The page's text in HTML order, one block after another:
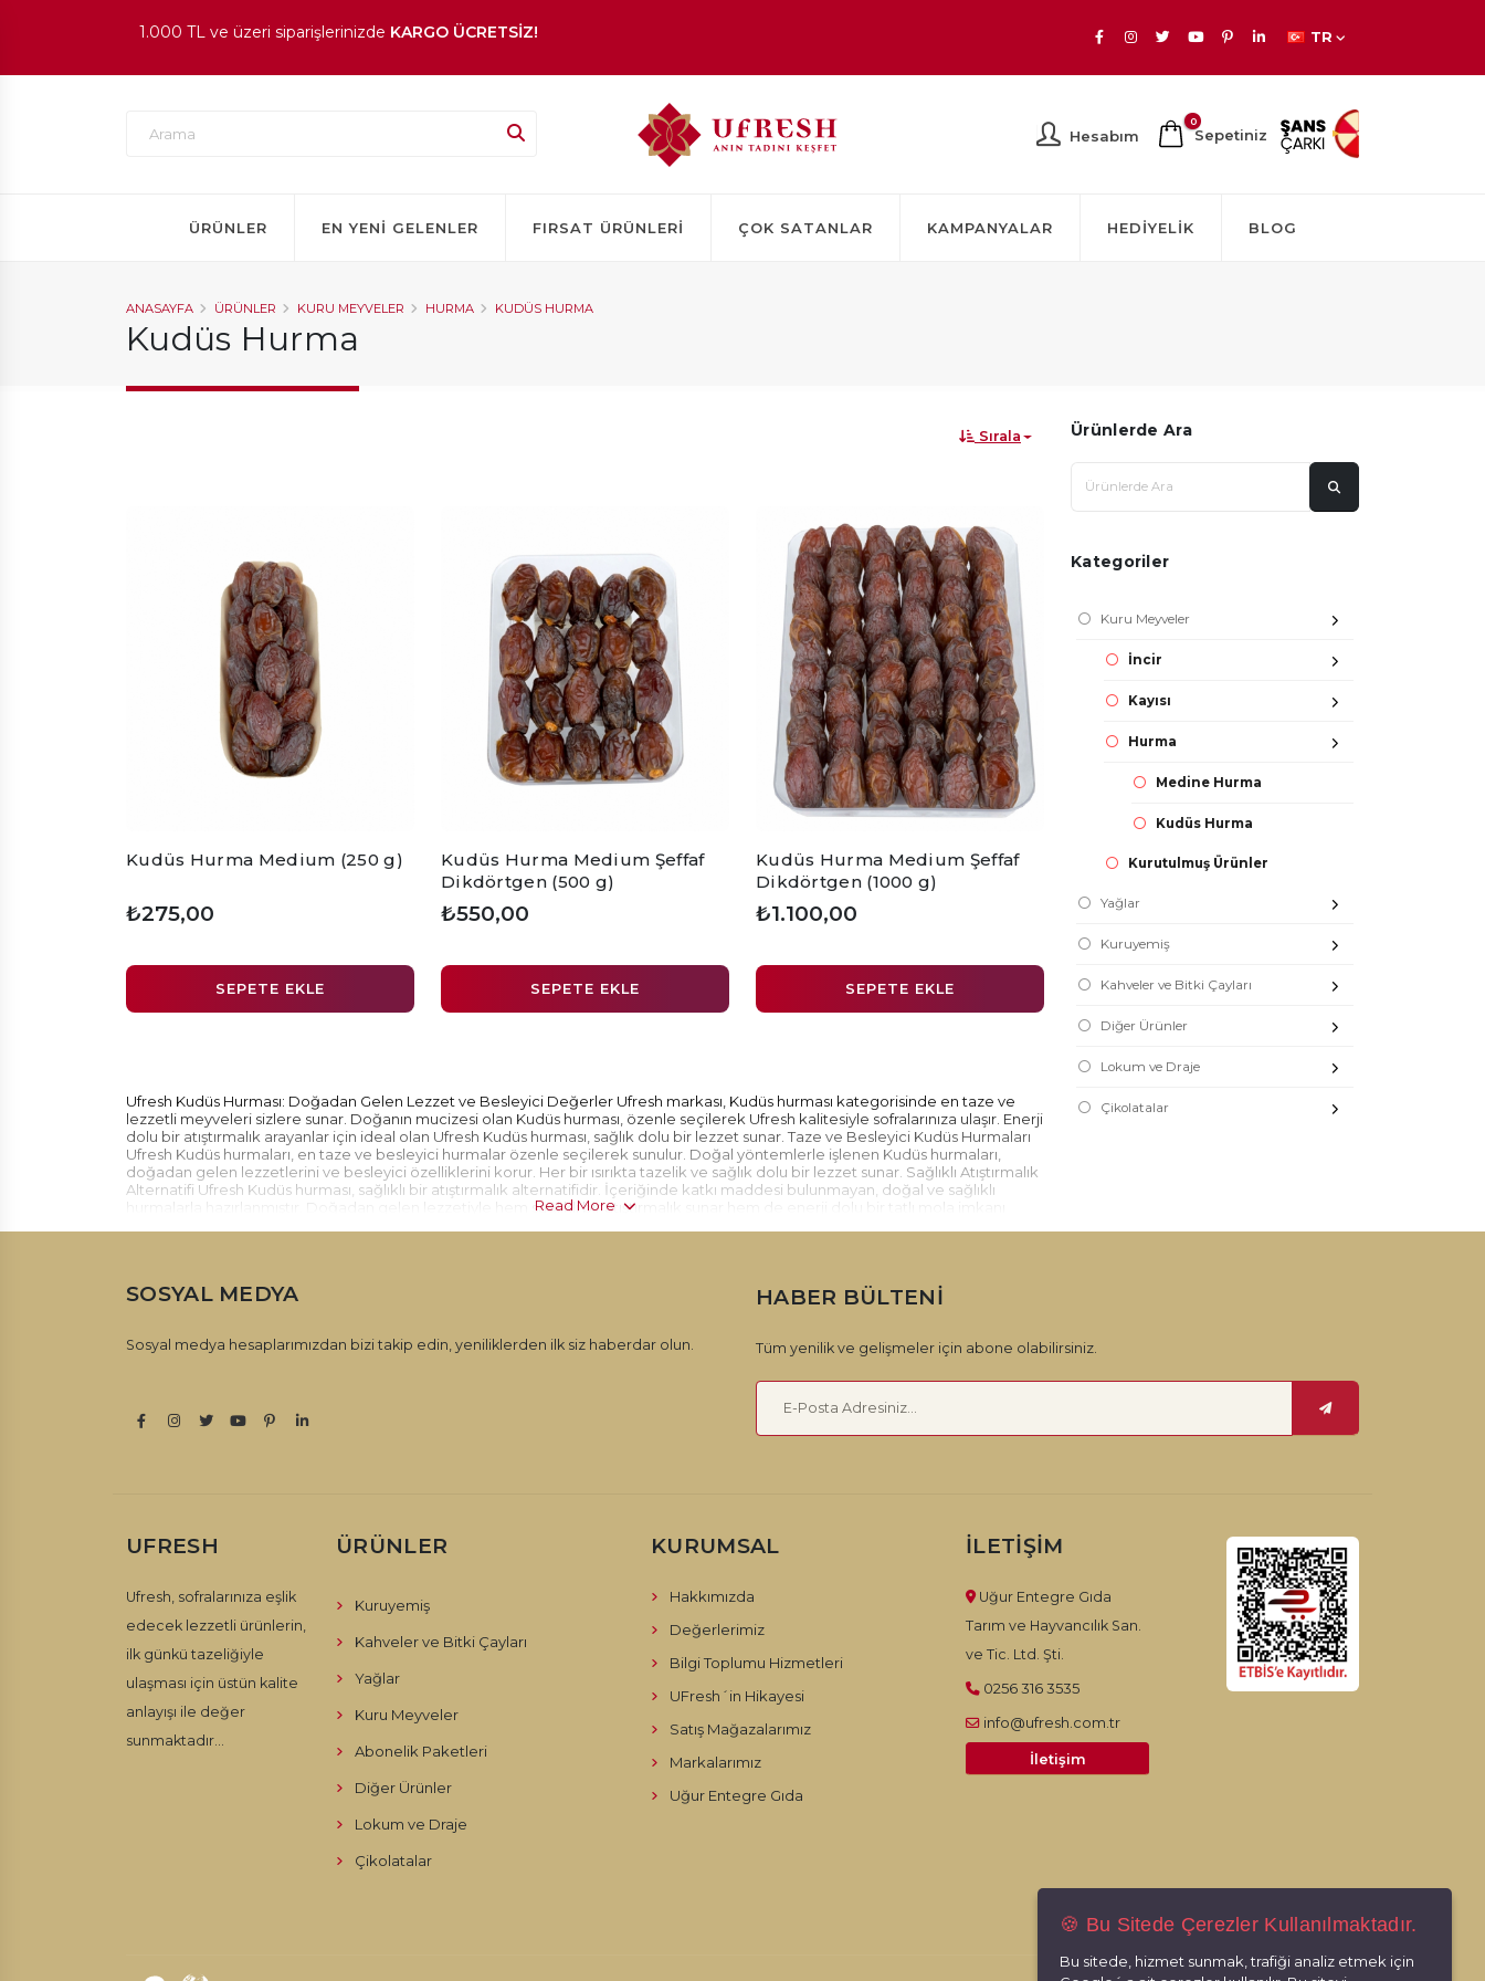
1.000 TL ve üzeri siparişlerinizde KARGO ÜCRETSİZ!
En beğenilen ürünlerdeİNDİRİMfırsatı!
TR
Hesabım
0
Sepetiniz
ÜRÜNLER EN YENI GELENLER FIRSAT ÜRÜNLERI ÇOK SATANLAR KAMPANYALAR HEDIYELIK BLOG
ANASAYFA ÜRÜNLER KURU MEYVELER HURMA KUDÜS HURMA
Kudüs Hurma
Sırala
Kudüs Hurma Medium (250 g)
₺275,00
SEPETE EKLE
Kudüs Hurma Medium Şeffaf
Dikdörtgen (500 g)
₺550,00
SEPETE EKLE
Kudüs Hurma Medium Şeffaf
Dikdörtgen (1000 g)
₺1.100,00
SEPETE EKLE
Ufresh Kudüs Hurması: Doğadan Gelen Lezzet ve Besleyici Değerler Ufresh markası, Kudüs hurması kategorisinde en taze ve
lezzetli meyveleri sizlere sunar. Doğanın mucizesi olan Kudüs hurması, özenle seçilerek Ufresh kalitesiyle sofralarınıza ulaşır. Enerji
dolu bir atıştırmalık arayanlar için ideal olan Ufresh Kudüs hurması, sağlık dolu bir lezzet sunar. Taze ve Besleyici Kudüs Hurmaları
Ufresh Kudüs hurmaları, en taze ve besleyici hurmalar özenle seçilerek sunulur. Doğal yöntemlerle işlenen Kudüs hurmaları,
doğadan gelen lezzetlerini ve besleyici özelliklerini korur. Her bir ısırıkta tazelik ve sağlık dolu bir lezzet sunar. Sağlıklı Atıştırmalık
Alternatifi Ufresh Kudüs hurması, sağlıklı bir atıştırmalık alternatifidir. İçeriğinde katkı maddesi bulunmayan, doğal ve sağlıklı
hurmalarla hazırlanmıştır. Doğadan gelen lezzetiyle hem sağlıklı bir atıştırmalık sunar hem de enerji dolu bir tatlı mola imkanı
Read More
Ürünlerde Ara
Kategoriler
Kuru Meyveler
İncir
Kayısı
Hurma
Medine Hurma
Kudüs Hurma
Kurutulmuş Ürünler
Yağlar
Kuruyemiş
Kahveler ve Bitki Çayları
Diğer Ürünler
Lokum ve Draje
Çikolatalar
SOSYAL MEDYA
Sosyal medya hesaplarımızdan bizi takip edin, yeniliklerden ilk siz haberdar olun.
HABER BÜLTENI
Tüm yenilik ve gelişmeler için abone olabilirsiniz.
UFRESH
Ufresh, sofralarınıza eşlik
edecek lezzetli ürünlerin,
ilk günkü tazeliğiyle
ulaşması için üstün kalite
anlayışı ile değer
sunmaktadır...
ÜRÜNLER
Kuruyemiş
Kahveler ve Bitki Çayları
Yağlar
Kuru Meyveler
Abonelik Paketleri
Diğer Ürünler
Lokum ve Draje
Çikolatalar
KURUMSAL
Hakkımızda
Değerlerimiz
Bilgi Toplumu Hizmetleri
UFresh´in Hikayesi
Satış Mağazalarımız
Markalarımız
Uğur Entegre Gıda
İLETIŞIM
Uğur Entegre Gıda
Tarım ve Hayvancılık San.
ve Tic. Ltd. Şti.
0256 316 3535
info@ufresh.com.tr
İletişim
🍪 Bu Sitede Çerezler Kullanılmaktadır.
Bu sitede, hizmet sunmak, trafiği analiz etmek için